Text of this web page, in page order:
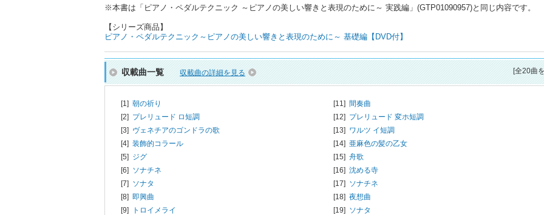
※本書は「ピアノ・ペダルテクニック ～ピアノの美しい響きと表現のために～ 実践編」(GTP01090957)と同じ内容です。
【シリーズ商品】
ピアノ・ペダルテクニック～ピアノの美しい響きと表現のために～ 基礎編【DVD付】
収載曲一覧 収載曲の詳細を見る [全20曲
[1] 朝の祈り
[2] プレリュード ロ短調
[3] ヴェネチアのゴンドラの歌
[4] 装飾的コラール
[5] ジグ
[6] ソナチネ
[7] ソナタ
[8] 即興曲
[9]
トロイメライ
[11] 間奏曲
[12] プレリュード 変ホ短調
[13] ワルツ イ短調
[14] 亜麻色の髪の乙女
[15] 舟歌
[16] 沈める寺
[17] ソナチネ
[18] 夜想曲
[19] ソナタ